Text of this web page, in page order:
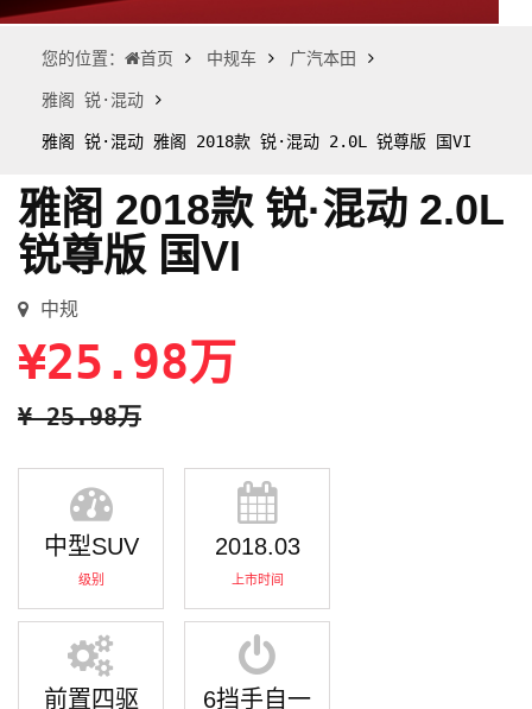
您的位置： 首页 中规车 广汽本田
雅阁 锐·混动
雅阁 锐·混动 雅阁 2018款 锐·混动 2.0L 锐尊版 国VI
雅阁 2018款 锐·混动 2.0L
锐尊版 国VI
中规
¥25.98万
¥ 25.98万
中型SUV
级别
2018.03
上市时间
前置四驱 6挡手自一